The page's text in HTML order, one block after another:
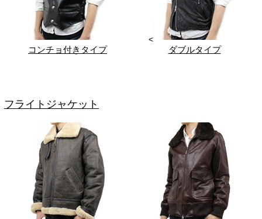
コンチョ付きタイプ
<
ダブルタイプ
フライトジャケット